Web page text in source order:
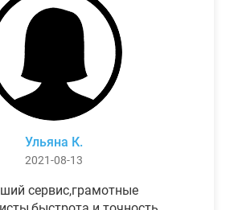
Ульяна К.
2021-08-13
сервис,грамотные